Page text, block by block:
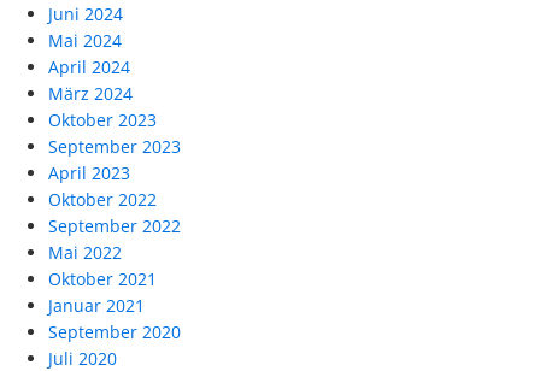
Juni 2024
Mai 2024
April 2024
März 2024
Oktober 2023
September 2023
April 2023
Oktober 2022
September 2022
Mai 2022
Oktober 2021
Januar 2021
September 2020
Juli 2020